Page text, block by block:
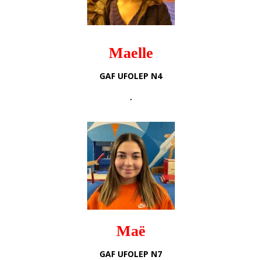
Maelle
GAF UFOLEP N4
.
Maë
GAF UFOLEP N7